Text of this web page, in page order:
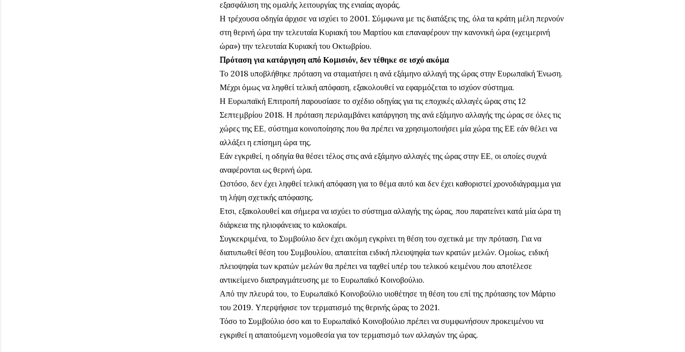
εξασφάλιση της ομαλής λειτουργίας της ενιαίας αγοράς.
Η τρέχουσα οδηγία άρχισε να ισχύει το 2001. Σύμφωνα με τις διατάξεις της, όλα τα κράτη μέλη περνούν
στη θερινή ώρα την τελευταία Κυριακή του Μαρτίου και επαναφέρουν την κανονική ώρα («χειμερινή
ώρα») την τελευταία Κυριακή του Οκτωβρίου.
Πρόταση για κατάργηση από Κομισιόν, δεν τέθηκε σε ισχύ ακόμα
Το 2018 υποβλήθηκε πρόταση να σταματήσει η ανά εξάμηνο αλλαγή της ώρας στην Ευρωπαϊκή Ένωση.
Μέχρι όμως να ληφθεί τελική απόφαση, εξακολουθεί να εφαρμόζεται το ισχύον σύστημα.
Η Ευρωπαϊκή Επιτροπή παρουσίασε το σχέδιο οδηγίας για τις εποχικές αλλαγές ώρας στις 12
Σεπτεμβρίου 2018. Η πρόταση περιλαμβάνει κατάργηση της ανά εξάμηνο αλλαγής της ώρας σε όλες τις
χώρες της ΕΕ, σύστημα κοινοποίησης που θα πρέπει να χρησιμοποιήσει μία χώρα της ΕΕ εάν θέλει να
αλλάξει η επίσημη ώρα της.
Εάν εγκριθεί, η οδηγία θα θέσει τέλος στις ανά εξάμηνο αλλαγές της ώρας στην ΕΕ, οι οποίες συχνά
αναφέρονται ως θερινή ώρα.
Ωστόσο, δεν έχει ληφθεί τελική απόφαση για το θέμα αυτό και δεν έχει καθοριστεί χρονοδιάγραμμα για
τη λήψη σχετικής απόφασης.
Ετσι, εξακολουθεί και σήμερα να ισχύει το σύστημα αλλαγής της ώρας, που παρατείνει κατά μία ώρα τη
διάρκεια της ηλιοφάνειας το καλοκαίρι.
Συγκεκριμένα, το Συμβούλιο δεν έχει ακόμη εγκρίνει τη θέση του σχετικά με την πρόταση. Για να
διατυπωθεί θέση του Συμβουλίου, απαιτείται ειδική πλειοψηφία των κρατών μελών. Ομοίως, ειδική
πλειοψηφία των κρατών μελών θα πρέπει να ταχθεί υπέρ του τελικού κειμένου που αποτέλεσε
αντικείμενο διαπραγμάτευσης με το Ευρωπαϊκό Κοινοβούλιο.
Από την πλευρά του, το Ευρωπαϊκό Κοινοβούλιο υιοθέτησε τη θέση του επί της πρότασης τον Μάρτιο
του 2019. Υπερψήφισε τον τερματισμό της θερινής ώρας το 2021.
Τόσο το Συμβούλιο όσο και το Ευρωπαϊκό Κοινοβούλιο πρέπει να συμφωνήσουν προκειμένου να
εγκριθεί η απαιτούμενη νομοθεσία για τον τερματισμό των αλλαγών της ώρας.